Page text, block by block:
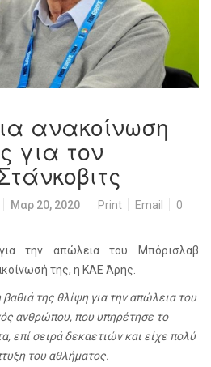
ανακοίνωση
για τον
Μαρ 20, 2020 Print Email
0
την απώλεια του Μπόρισλαβ
της, η ΚΑΕ Άρης.
της θλίψη για την απώλεια του
ανθρώπου, που υπηρέτησε το
επί σειρά δεκαετιών και είχε πολύ
του αθλήματος.